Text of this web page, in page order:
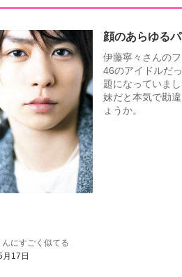
顔のあらゆる
伊藤寧々さんの
46のアイドルだ
題になっていま
妹だと本気で勘
ょうか。
にすごく似てる
17日